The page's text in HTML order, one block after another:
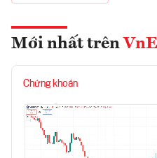
Mới nhất trên
Chứng khoán